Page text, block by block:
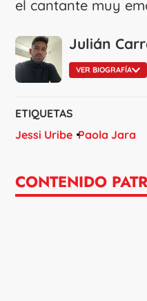
el cantante muy
Julián
VER BIOGRAFÍA
ETIQUETAS
Jessi Uribe Paola Jara
CONTENIDO